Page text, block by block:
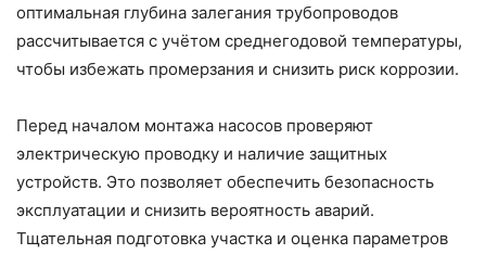
оптимальная глубина залегания трубопроводов
рассчитывается с учётом среднегодовой температуры,
чтобы избежать промерзания и снизить риск коррозии.
Перед началом монтажа насосов проверяют
электрическую проводку и наличие защитных
устройств. Это позволяет обеспечить безопасность
эксплуатации и снизить вероятность аварий.
Тщательная подготовка участка и оценка параметров